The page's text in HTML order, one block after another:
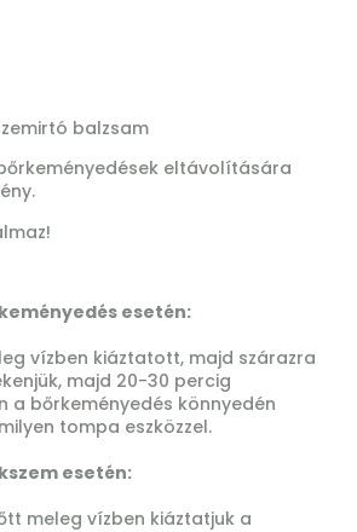
balzsam
eltávolítására
esetén:
vízben kiáztatott, majd szárazra
majd 20-30 percig
a bőrkeményedés könnyedén
tompa eszközzel.
esetén:
meleg vízben kiáztatjuk a